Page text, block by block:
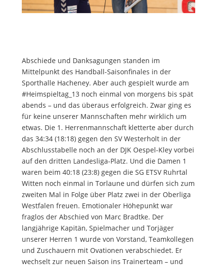
Abschiede und Danksagungen standen im
Mittelpunkt des Handball-Saisonfinales in der
Sporthalle Hacheney. Aber auch gespielt wurde am
#Heimspieltag_13 noch einmal von morgens bis spät
abends – und das überaus erfolgreich. Zwar ging es
für keine unserer Mannschaften mehr wirklich um
etwas. Die 1. Herrenmannschaft kletterte aber durch
das 34:34 (18:18) gegen den SV Westerholt in der
Abschlusstabelle noch an der DJK Oespel-Kley vorbei
auf den dritten Landesliga-Platz. Und die Damen 1
waren beim 40:18 (23:8) gegen die SG ETSV Ruhrtal
Witten noch einmal in Torlaune und dürfen sich zum
zweiten Mal in Folge über Platz zwei in der Oberliga
Westfalen freuen. Emotionaler Höhepunkt war
fraglos der Abschied von Marc Bradtke. Der
langjährige Kapitän, Spielmacher und Torjäger
unserer Herren 1 wurde von Vorstand, Teamkollegen
und Zuschauern mit Ovationen verabschiedet. Er
wechselt zur neuen Saison ins Trainerteam – und